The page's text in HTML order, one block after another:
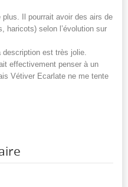
Il pourrait avoir des airs de
haricots) selon l’évolution sur
description est très jolie.
effectivement penser à un
Vétiver Ecarlate ne me tente